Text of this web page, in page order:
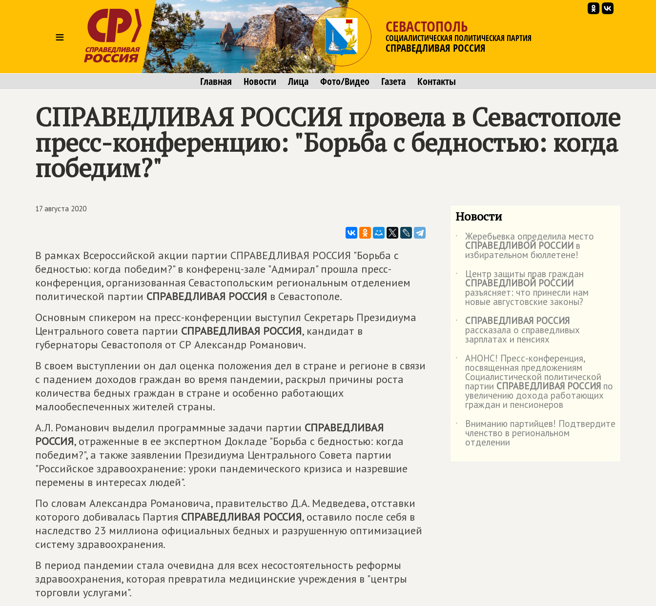
≡
СЕВАСТОПОЛЬ
СОЦИАЛИСТИЧЕСКАЯ ПОЛИТИЧЕСКАЯ ПАРТИЯ
СПРАВЕДЛИВАЯ РОССИЯ
Главная Новости Лица Фото/Видео Газета Контакты
СПРАВЕДЛИВАЯ РОССИЯпровела в Севастополе
пресс-конференцию: "Борьба с бедностью: когда
победим?"
17 августа 2020
В рамках Всероссийской акции партии СПРАВЕДЛИВАЯ РОССИЯ "Борьба с
бедностью: когда победим?" в конференц-зале "Адмирал" прошла пресс-
конференция, организованная Севастопольским региональным отделением
политической партии СПРАВЕДЛИВАЯ РОССИЯ в Севастополе.
Основным спикером на пресс-конференции выступил Секретарь Президиума
Центрального совета партии СПРАВЕДЛИВАЯ РОССИЯ, кандидат в
губернаторы Севастополя от СР Александр Романович.
В своем выступлении он дал оценка положения дел в стране и регионе в связи
с падением доходов граждан во время пандемии, раскрыл причины роста
количества бедных граждан в стране и особенно работающих
малообеспеченных жителей страны.
А.Л. Романович выделил программные задачи партии СПРАВЕДЛИВАЯ
РОССИЯ, отраженные в ее экспертном Докладе "Борьба с бедностью: когда
победим?", а также заявлении Президиума Центрального Совета партии
"Российское здравоохранение: уроки пандемического кризиса и назревшие
перемены в интересах людей".
По словам Александра Романовича, правительство Д.А. Медведева, отставки
которого добивалась Партия СПРАВЕДЛИВАЯ РОССИЯ, оставило после себя в
наследство 23 миллиона официальных бедных и разрушенную оптимизацией
систему здравоохранения.
В период пандемии стала очевидна для всех несостоятельность реформы
здравоохранения, которая превратила медицинские учреждения в "центры
торговли услугами".
Новости
˙ Жеребьевка определила место
СПРАВЕДЛИВОЙ РОССИИ в
избирательном бюллетене!
˙
Центр защиты прав граждан
СПРАВЕДЛИВОЙ РОССИИ
разъясняет: что принесли нам
новые августовские законы?
˙
СПРАВЕДЛИВАЯ РОССИЯ
рассказала о справедливых
зарплатах и пенсиях
˙
АНОНС! Пресс-конференция,
посвященная предложениям
Социалистической политической
партии СПРАВЕДЛИВАЯ РОССИЯ по
увеличению дохода работающих
граждан и пенсионеров
˙
Вниманию партийцев! Подтвердите
членство в региональном
отделении